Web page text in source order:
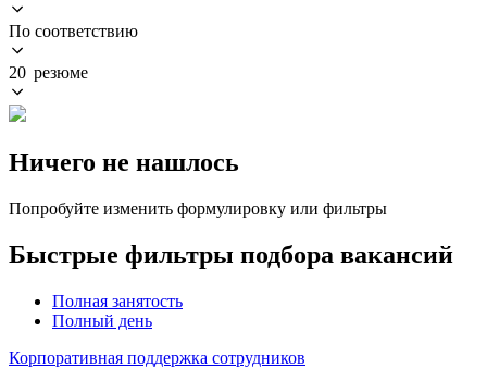
По соответствию
20 резюме
Ничего не нашлось
Попробуйте изменить формулировку или фильтры
Быстрые фильтры подбора вакансий
Полная занятость
Полный день
Корпоративная поддержка сотрудников